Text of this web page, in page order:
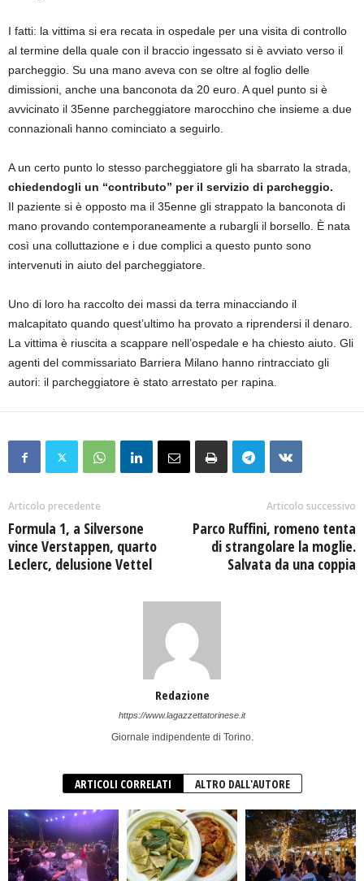
I fatti: la vittima si era recata in ospedale per una visita di controllo
al termine della quale con il braccio ingessato si è avviato verso il
parcheggio. Su una mano aveva con se oltre al foglio delle
dimissioni, anche una banconota da 20 euro. A quel punto si è
avvicinato il 35enne parcheggiatore marocchino che insieme a due
connazionali hanno cominciato a seguirlo.
A un certo punto lo stesso parcheggiatore gli ha sbarrato la strada,
chiedendogli un “contributo” per il servizio di parcheggio.
Il paziente si è opposto ma il 35enne gli strappato la banconota di
mano provando contemporaneamente a rubargli il borsello. È nata
così una colluttazione e i due complici a questo punto sono
intervenuti in aiuto del parcheggiatore.
Uno di loro ha raccolto dei massi da terra minacciando il
malcapitato quando quest’ultimo ha provato a riprendersi il denaro.
La vittima è riuscita a scappare nell’ospedale e ha chiesto aiuto. Gli
agenti del commissariato Barriera Milano hanno rintracciato gli
autori: il parcheggiatore è stato arrestato per rapina.
Articolo precedente
Formula 1, a Silversone
vince Verstappen, quarto
Leclerc, delusione Vettel
Articolo successivo
Parco Ruffini, romeno tenta
di strangolare la moglie.
Salvata da una coppia
Redazione
https://www.lagazzettatorinese.it
Giornale indipendente di Torino.
ARTICOLI CORRELATI ALTRO DALL'AUTORE